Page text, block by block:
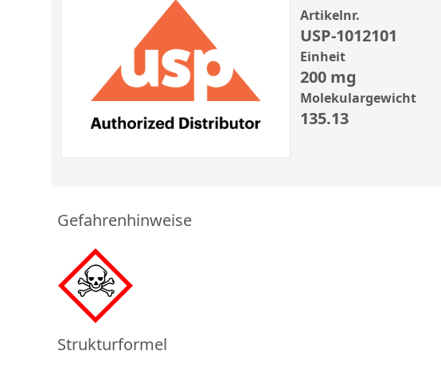
Artikelnr.
USP-1012101
Einheit
200 mg
Molekulargewicht
135.13
Gefahrenhinweise
Strukturformel